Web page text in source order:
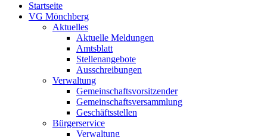
Startseite
VG Mönchberg
Aktuelles
Aktuelle Meldungen
Amtsblatt
Stellenangebote
Ausschreibungen
Verwaltung
Gemeinschaftsvorsitzender
Gemeinschaftsversammlung
Geschäftsstellen
Bürgerservice
Verwaltung